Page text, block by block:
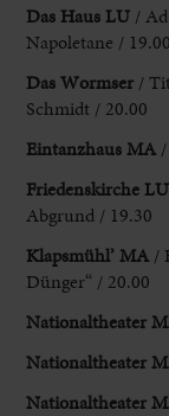
Das Haus LU /
Napoletane / 19.00
Das Wormser /
Schmidt / 20.00
Eintanzhaus MA
Friedenskirche LU
Abgrund / 19.30
Klapsmühl’ MA /
Dünger“ / 20.00
Nationaltheater
Nationaltheater
Nationaltheater